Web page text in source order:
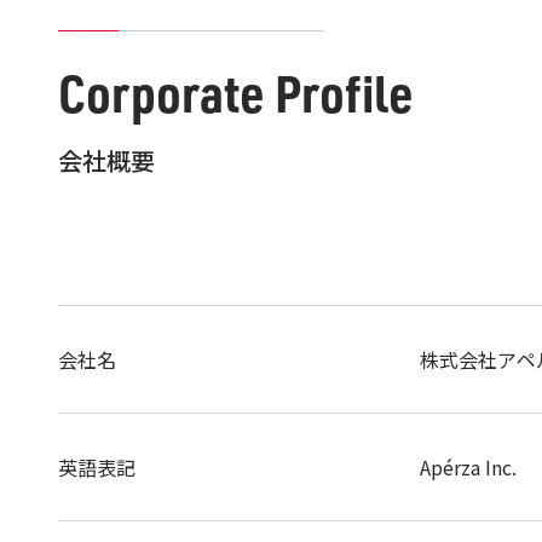
Corporate Profile
会社概要
会社名 株式会社アペ
英語表記 Apérza Inc.